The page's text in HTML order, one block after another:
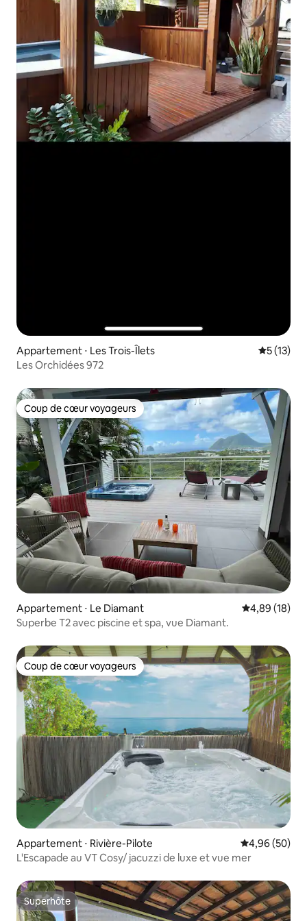
Appartement ⋅ Les Trois-Îlets
5 (13)
Les Orchidées 972
Coup de cœur voyageurs
Coup de cœur voyageurs
Appartement ⋅ Le Diamant Évaluation
4,89 (18)
Superbe T2 avec piscine et spa, vue Diamant.
Coup de cœur voyageurs
Coup de cœur voyageurs
Appartement ⋅ Rivière-Pilote Évaluation
4,96 (50)
L'Escapade au VT Cosy/ jacuzzi de luxe et vue mer
Superhôte
Superhôte